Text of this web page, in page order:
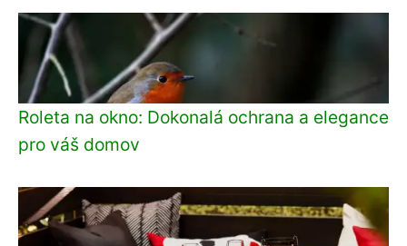
Roleta na okno: Dokonalá ochrana a elegance
pro váš domov